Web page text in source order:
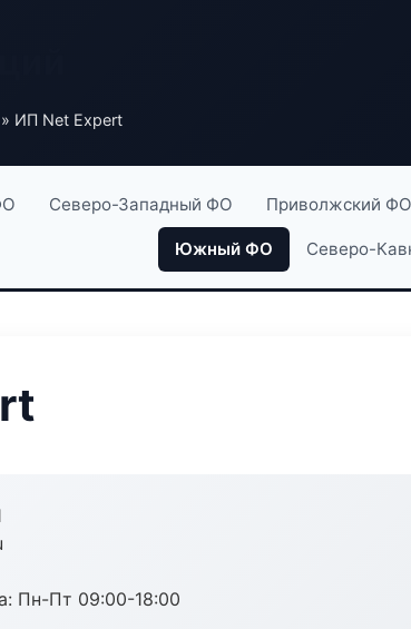
» ИП Net Expert
Северо-Западный ФО Приволжский ФО
Южный ФО Северо-
Пн-Пт 09:00-18:00